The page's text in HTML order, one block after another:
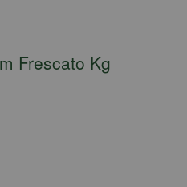
Frescato Kg